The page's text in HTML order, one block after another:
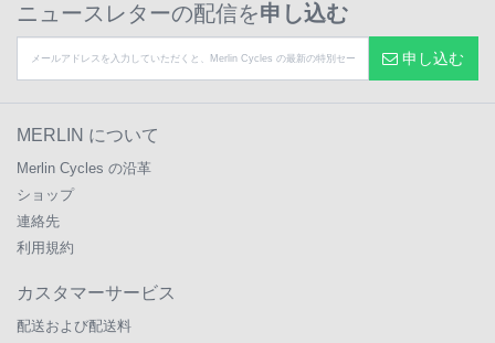
ニュースレターの配信を申し込む
申し込む
MERLIN について
Merlin Cycles の沿革
ショップ
連絡先
利用規約
カスタマーサービス
配送および配送料